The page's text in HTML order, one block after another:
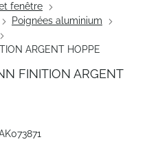
fenêtre
Poignées aluminium
ARGENT HOPPE
FINITION ARGENT